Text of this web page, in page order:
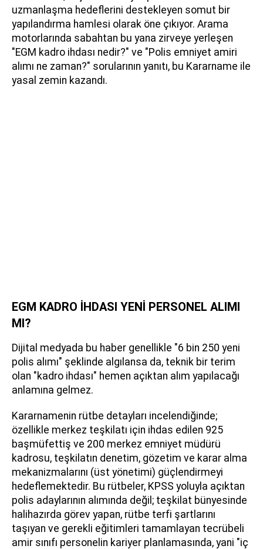
uzmanlaşma hedeflerini destekleyen somut bir
yapılandırma hamlesi olarak öne çıkıyor. Arama
motorlarında sabahtan bu yana zirveye yerleşen
"EGM kadro ihdası nedir?" ve "Polis emniyet amiri
alımı ne zaman?" sorularının yanıtı, bu Kararname ile
yasal zemin kazandı.
EGM KADRO İHDASI YENİ PERSONEL ALIMI
MI?
Dijital medyada bu haber genellikle "6 bin 250 yeni
polis alımı" şeklinde algılansa da, teknik bir terim
olan "kadro ihdası" hemen açıktan alım yapılacağı
anlamına gelmez.
Kararnamenin rütbe detayları incelendiğinde;
özellikle merkez teşkilatı için ihdas edilen 925
başmüfettiş ve 200 merkez emniyet müdürü
kadrosu, teşkilatın denetim, gözetim ve karar alma
mekanizmalarını (üst yönetimi) güçlendirmeyi
hedeflemektedir. Bu rütbeler, KPSS yoluyla açıktan
polis adaylarının alımında değil; teşkilat bünyesinde
halihazırda görev yapan, rütbe terfi şartlarını
taşıyan ve gerekli eğitimleri tamamlayan tecrübeli
amir sınıfı personelin kariyer planlamasında, yani "iç